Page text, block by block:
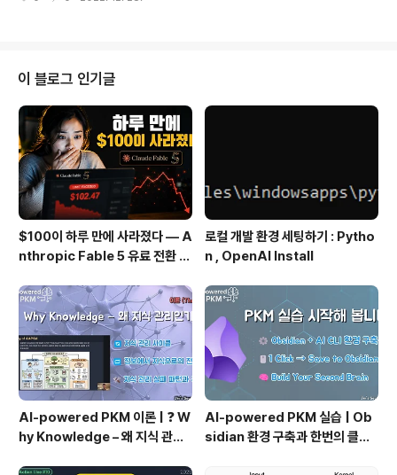
15로 전화하여 Fidelity Investments에 연락하여 표준
화된 옵션의 특성 및 위험 사본을 받으십시오. 모든 청구에
대한 증빙 문서는 해당되는 경우 요청 시 제공됩니다. 옵션
가격 옵션 가격이 어떻게 책정되는지 이해하고 더 나은 수
익을 얻을 수 있는 방법을 알아보세요. 변동성에..
이 블로그 인기글
$100이 하루 만에 사라졌다 — A
nthropic Fable 5 유료 전환 사
로컬 개발 환경 세팅하기 : Pytho
n , OpenAI Install
AI-powered PKM 이론 | ❓ W
hy Knowledge – 왜 지식 관리
AI-powered PKM 실습 | Ob
sidian 환경 구축과 한번의 클릭